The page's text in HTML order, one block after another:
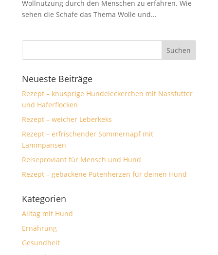
Wollnutzung durch den Menschen zu erfahren. Wie
sehen die Schafe das Thema Wolle und...
Neueste Beiträge
Rezept – knusprige Hundeleckerchen mit Nassfutter
und Haferflocken
Rezept – weicher Leberkeks
Rezept – erfrischender Sommernapf mit
Lammpansen
Reiseproviant für Mensch und Hund
Rezept – gebackene Putenherzen für deinen Hund
Kategorien
Alltag mit Hund
Ernährung
Gesundheit